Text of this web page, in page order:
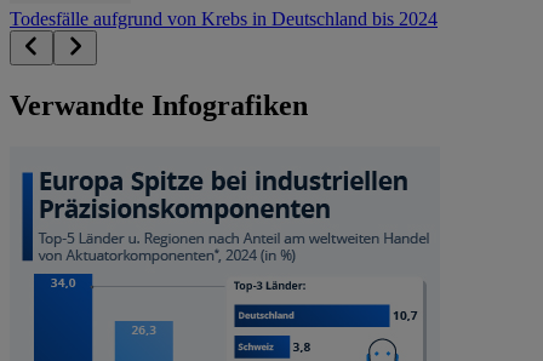
Todesfälle aufgrund von Krebs in Deutschland bis 2024
Verwandte Infografiken